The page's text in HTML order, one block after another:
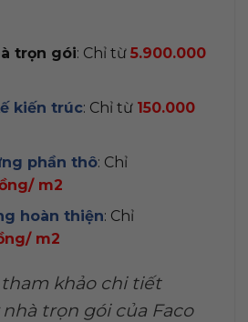
trọn gói: Chỉ từ 5.900.000
kiến trúc: Chỉ từ 150.000
phần thô: Chỉ
m2
hoàn thiện: Chỉ
m2
khảo chi tiết
trọn gói của Faco